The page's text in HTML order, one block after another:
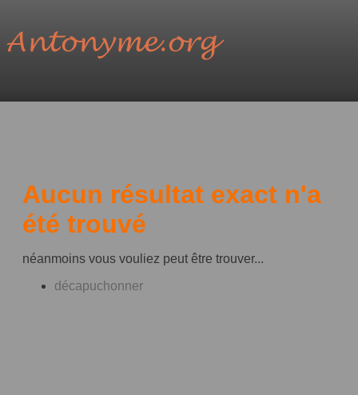
Aucun résultat exact n'a
été trouvé
néanmoins vous vouliez peut être trouver...
décapuchonner